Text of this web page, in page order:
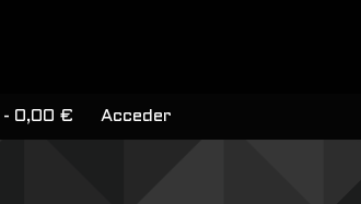
0,00 € Acceder